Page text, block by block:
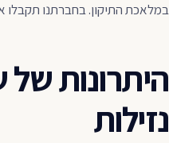
במלאכת התיקון. בחברתנו תקבלו את
היתרונות של
נזילות